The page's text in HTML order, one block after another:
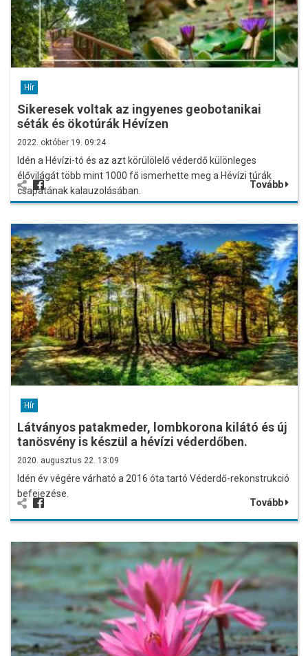
Hír
Sikeresek voltak az ingyenes geobotanikai
séták és ökotúrák Hévízen
2022. október 19. 09:24
Idén a Hévízi-tó és az azt körülölelő véderdő különleges
élővilágát több mint 1000 fő ismerhette meg a Hévízi túrák
csapatának kalauzolásában.
Tovább
Hír
Látványos patakmeder, lombkorona kilátó és új
tanösvény is készül a hévízi véderdőben.
2020. augusztus 22. 13:09
Idén év végére várható a 2016 óta tartó Véderdő-rekonstrukció
befejezése.
Tovább